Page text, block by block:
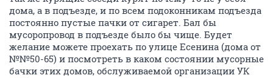
1 ... 71 72 73 74 75 ... 95
V
vikdarya
activist